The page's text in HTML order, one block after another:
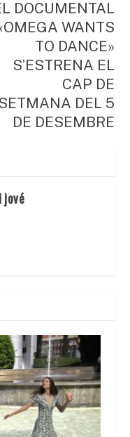
DOCUMENTAL
WANTS
TO DANCE»
S’ESTRENA EL
CAP DE
DEL 5
DE DESEMBRE
jové